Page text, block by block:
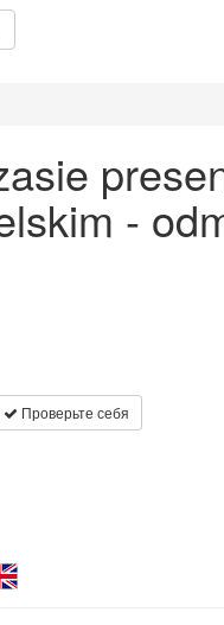
-
Проверьте себя